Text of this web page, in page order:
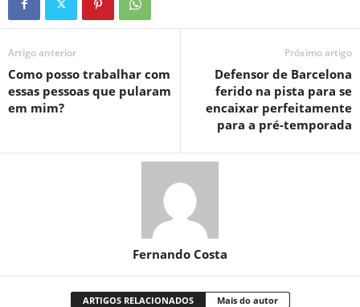
Artigo anterior
Como posso trabalhar com
essas pessoas que pularam
em mim?
Próximo artigo
Defensor de Barcelona
ferido na pista para se
encaixar perfeitamente
para a pré-temporada
Fernando Costa
ARTIGOS RELACIONADOS Mais do autor